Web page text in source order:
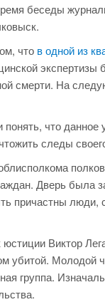
беседы
что в одной из
смерти. На
что данное
следы
Дверь была
причастны
Виктор
убитой. Молодой
группа.